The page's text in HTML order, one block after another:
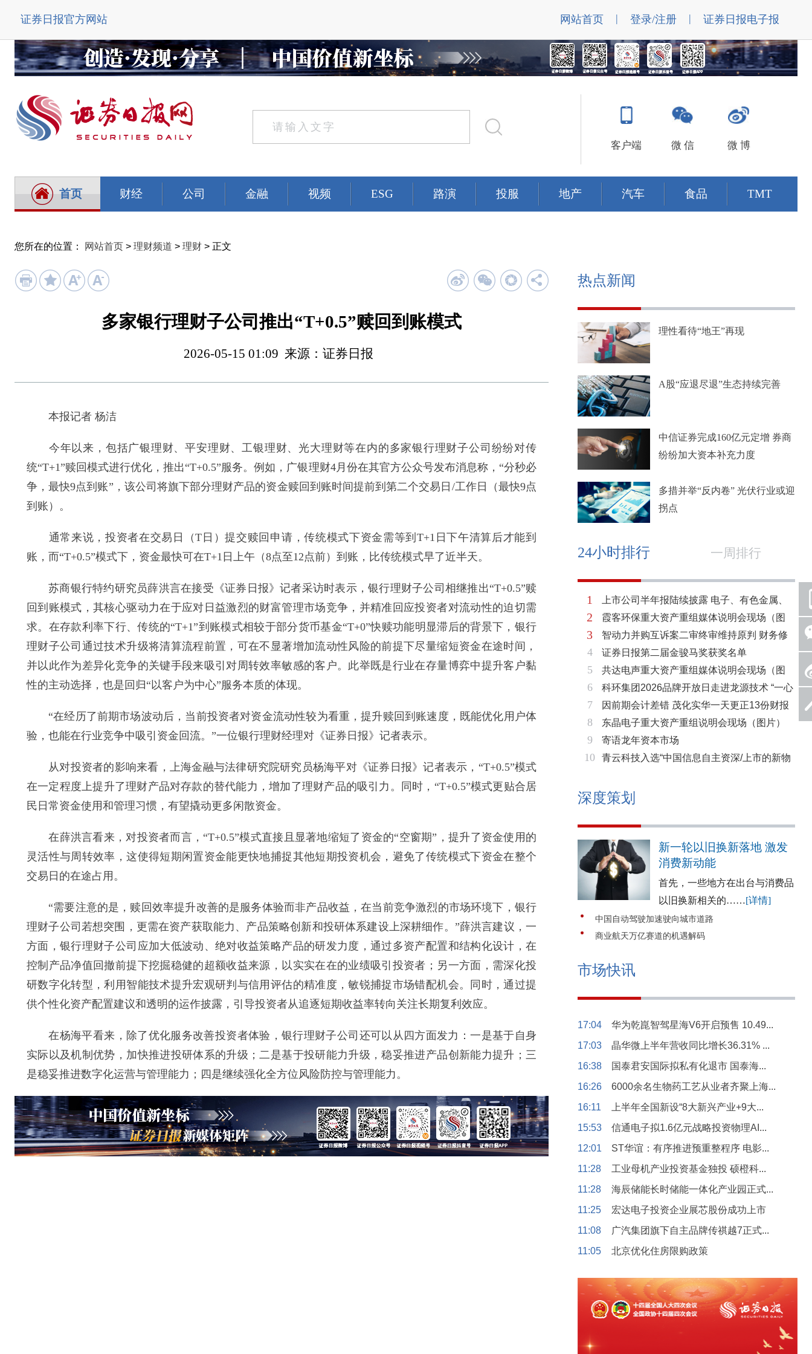
证券日报官方网站 网站首页 | 登录/注册 | 证券日报电子报
客户端 微 信 微 博
首页 财经 公司 金融 视频 ESG 路演 投服 地产 汽车 食品 TMT
您所在的位置： 网站首页 > 理财频道 > 理财 > 正文
多家银行理财子公司推出“T+0.5”赎回到账模式
2026-05-15 01:09 来源：证券日报
本报记者 杨洁
今年以来，包括广银理财、平安理财、工银理财、光大理财等在内的多家银行理财子公司纷纷对传
统“T+1”赎回模式进行优化，推出“T+0.5”服务。例如，广银理财4月份在其官方公众号发布消息称，“分秒必
争，最快9点到账”，该公司将旗下部分理财产品的资金赎回到账时间提前到第二个交易日/工作日（最快9点
到账）。
通常来说，投资者在交易日（T日）提交赎回申请，传统模式下资金需等到T+1日下午清算后才能到
账，而“T+0.5”模式下，资金最快可在T+1日上午（8点至12点前）到账，比传统模式早了近半天。
苏商银行特约研究员薛洪言在接受《证券日报》记者采访时表示，银行理财子公司相继推出“T+0.5”赎
回到账模式，其核心驱动力在于应对日益激烈的财富管理市场竞争，并精准回应投资者对流动性的迫切需
求。在存款利率下行、传统的“T+1”到账模式相较于部分货币基金“T+0”快赎功能明显滞后的背景下，银行
理财子公司通过技术升级将清算流程前置，可在不显著增加流动性风险的前提下尽量缩短资金在途时间，
并以此作为差异化竞争的关键手段来吸引对周转效率敏感的客户。此举既是行业在存量博弈中提升客户黏
性的主动选择，也是回归“以客户为中心”服务本质的体现。
“在经历了前期市场波动后，当前投资者对资金流动性较为看重，提升赎回到账速度，既能优化用户体
验，也能在行业竞争中吸引资金回流。”一位银行理财经理对《证券日报》记者表示。
从对投资者的影响来看，上海金融与法律研究院研究员杨海平对《证券日报》记者表示，“T+0.5”模式
在一定程度上提升了理财产品对存款的替代能力，增加了理财产品的吸引力。同时，“T+0.5”模式更贴合居
民日常资金使用和管理习惯，有望撬动更多闲散资金。
在薛洪言看来，对投资者而言，“T+0.5”模式直接且显著地缩短了资金的“空窗期”，提升了资金使用的
灵活性与周转效率，这使得短期闲置资金能更快地捕捉其他短期投资机会，避免了传统模式下资金在整个
交易日的在途占用。
“需要注意的是，赎回效率提升改善的是服务体验而非产品收益，在当前竞争激烈的市场环境下，银行
理财子公司若想突围，更需在资产获取能力、产品策略创新和投研体系建设上深耕细作。”薛洪言建议，一
方面，银行理财子公司应加大低波动、绝对收益策略产品的研发力度，通过多资产配置和结构化设计，在
控制产品净值回撤前提下挖掘稳健的超额收益来源，以实实在在的业绩吸引投资者；另一方面，需深化投
研数字化转型，利用智能技术提升宏观研判与信用评估的精准度，敏锐捕捉市场错配机会。同时，通过提
供个性化资产配置建议和透明的运作披露，引导投资者从追逐短期收益率转向关注长期复利效应。
在杨海平看来，除了优化服务改善投资者体验，银行理财子公司还可以从四方面发力：一是基于自身
实际以及机制优势，加快推进投研体系的升级；二是基于投研能力升级，稳妥推进产品创新能力提升；三
是稳妥推进数字化运营与管理能力；四是继续强化全方位风险防控与管理能力。
热点新闻
理性看待“地王”再现
A股“应退尽退”生态持续完善
中信证券完成160亿元定增 券商
纷纷加大资本补充力度
多措并举“反内卷” 光伏行业或迎
拐点
24小时排行 一周排行
1
2
3
4
5
6
7
8
9
10
上市公司半年报陆续披露 电子、有色金属、
基础化工三大板块率先走强
霞客环保重大资产重组媒体说明会现场（图
片）
智动力并购互诉案二审终审维持原判 财务修
复与估值空间同步打开
证券日报第二届金骏马奖获奖名单
共达电声重大资产重组媒体说明会现场（图
片）
科环集团2026品牌开放日走进龙源技术 “一心
两脉”赋能火电绿色低碳转型
因前期会计差错 茂化实华一天更正13份财报
东晶电子重大资产重组说明会现场（图片）
寄语龙年资本市场
青云科技入选“中国信息自主资深/上市的新物
深度策划
新一轮以旧换新落地 激发
消费新动能
首先，一些地方在出台与消费品
以旧换新相关的……[详情]
中国自动驾驶加速驶向城市道路
商业航天万亿赛道的机遇解码
市场快讯
17:04
华为乾崑智驾星海V6开启预售 10.49...
17:03
晶华微上半年营收同比增长36.31% ...
16:38
国泰君安国际拟私有化退市 国泰海...
16:26
6000余名生物药工艺从业者齐聚上海...
16:11
上半年全国新设“8大新兴产业+9大...
15:53
信通电子拟1.6亿元战略投资物理AI...
12:01
ST华谊：有序推进预重整程序 电影...
11:28
工业母机产业投资基金独投 硕橙科...
11:28
海辰储能长时储能一体化产业园正式...
11:25
宏达电子投资企业展芯股份成功上市
11:08
广汽集团旗下自主品牌传祺越7正式...
11:05
北京优化住房限购政策